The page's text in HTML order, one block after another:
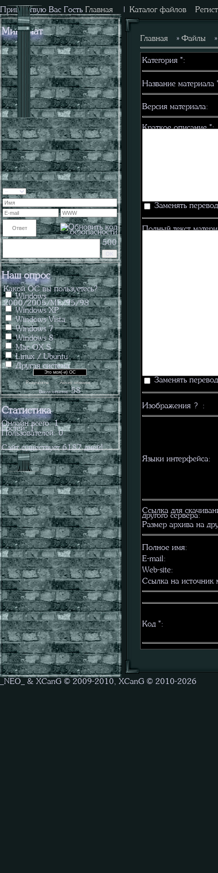
Приветствую Вас Гость Главная Каталог файлов
Мини-чат
500
Наш опрос
Какой ОС вы пользуетесь?
Windows
2000/2005/ME/95/98
Windows XP
Windows Vista
Windows 7
Windows 8
Mac OX S
Linux / Ubuntu
Другая система
Результаты ·Архив опросов
Всего ответов: 58
Статистика
Онлайн всего:1
Гостей:1
Пользователей:0
Сайт существует6187дней!
Главная » Файлы
Категория * :
Название материала
Версия материала:
Краткое описание * :
Заменять
Полный текст
Заменять
Изображения ? :
Языки интерфейса:
Ссылка для
другого сервера:
Размер архива на
Полное имя:
E-mail:
Web-site:
Ссылка на источник
Код * :
_NEO_ & XCanG © 2009-2010, XCanG © 2010-2026